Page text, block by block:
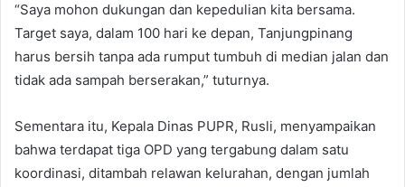
“Saya mohon dukungan dan kepedulian kita bersama.
Target saya, dalam 100 hari ke depan, Tanjungpinang
harus bersih tanpa ada rumput tumbuh di median jalan dan
tidak ada sampah berserakan,” tuturnya.
Sementara itu, Kepala Dinas PUPR, Rusli, menyampaikan
bahwa terdapat tiga OPD yang tergabung dalam satu
koordinasi, ditambah relawan kelurahan, dengan jumlah